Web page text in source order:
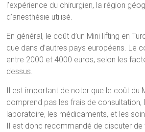
l’expérience du chirurgien, la région
d’anesthésie utilisé.
En général, le coût d’un Mini lifting en
que dans d’autres pays européens. Le
entre 2000 et 4000 euros, selon les
dessus.
Il est important de noter que le coût du
comprend pas les frais de consultation,
laboratoire, les médicaments, et les
Il est donc recommandé de discuter